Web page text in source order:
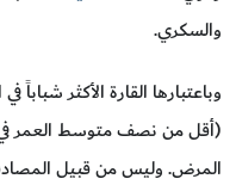
والسكري.
وباعتبارها القارة الأكثر شباباً
(أقل من نصف متوسط العمر في
المرض. وليس من قبيل